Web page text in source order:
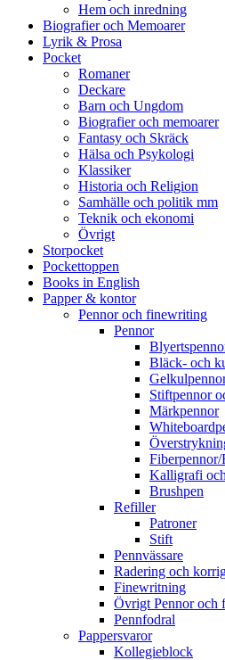
Hem och inredning
Biografier och Memoarer
Lyrik & Prosa
Pocket
Romaner
Deckare
Barn och Ungdom
Biografier och memoarer
Fantasy och Skräck
Hälsa och Psykologi
Klassiker
Historia och Religion
Samhälle och politik mm
Teknik och ekonomi
Övrigt
Storpocket
Pockettoppen
Books in English
Papper & kontor
Pennor och finewriting
Pennor
Bläck- och
Stiftpennor
Märkpennor
Kalligrafi
Brushpen
Refiller
Patroner
Stift
Pennvässare
Radering och
Finewritning
Övrigt Pennor och
Pennfodral
Pappersvaror
Kollegieblock